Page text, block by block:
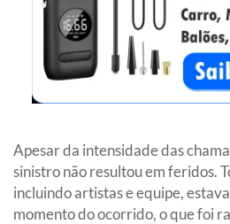
Apesar da intensidade das
sinistro não resultou em feridos.
incluindo artistas e equipe,
momento do ocorrido, o que foi